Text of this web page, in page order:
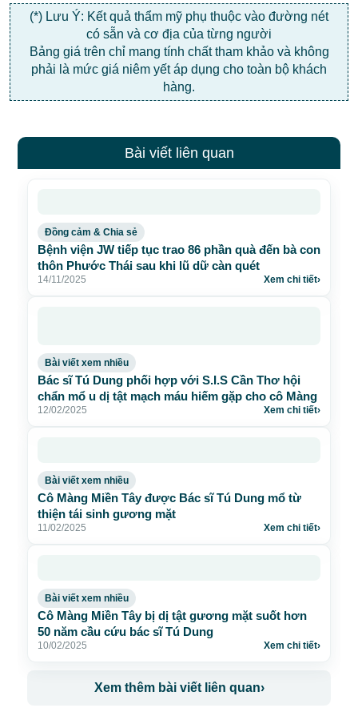
(*) Lưu Ý: Kết quả thẩm mỹ phụ thuộc vào đường nét
có sẵn và cơ địa của từng người
Bảng giá trên chỉ mang tính chất tham khảo và không
phải là mức giá niêm yết áp dụng cho toàn bộ khách
hàng.
Bài viết liên quan
Đồng cảm & Chia sẻ
Bệnh viện JW tiếp tục trao 86 phần quà đến bà con
thôn Phước Thái sau khi lũ dữ càn quét
14/11/2025 Xem chi tiết›
Bài viết xem nhiều
Bác sĩ Tú Dung phối hợp với S.I.S Cần Thơ hội
chẩn mổ u dị tật mạch máu hiếm gặp cho cô Màng
12/02/2025 Xem chi tiết›
Bài viết xem nhiều
Cô Màng Miền Tây được Bác sĩ Tú Dung mổ từ
thiện tái sinh gương mặt
11/02/2025 Xem chi tiết›
Bài viết xem nhiều
Cô Màng Miền Tây bị dị tật gương mặt suốt hơn
50 năm cầu cứu bác sĩ Tú Dung
10/02/2025 Xem chi tiết›
Xem thêm bài viết liên quan›